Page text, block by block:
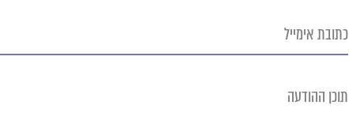
אימייל
ההודעה